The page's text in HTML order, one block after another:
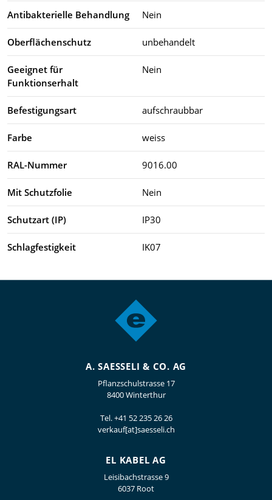
Antibakterielle Behandlung Nein
Oberflächenschutz unbehandelt
Geeignet für
Funktionserhalt
Nein
Befestigungsart aufschraubbar
Farbe weiss
RAL-Nummer 9016.00
Mit Schutzfolie Nein
Schutzart (IP) IP30
Schlagfestigkeit IK07
A. SAESSELI & CO. AG
Pflanzschulstrasse 17
8400 Winterthur
Tel.+41 52 235 26 26
verkauf[at]saesseli.ch
EL KABEL AG
Leisibachstrasse 9
6037 Root